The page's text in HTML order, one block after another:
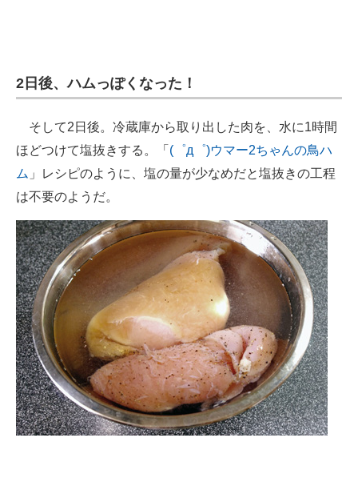
2日後、ハムっぽくなった！
そして2日後。冷蔵庫から取り出した肉を、水に1時間
ほどつけて塩抜きする。「 (゜д゜)ウマー2ちゃんの鳥ハ
ム 」レシピのように、塩の量が少なめだと塩抜きの工程
は不要のようだ。